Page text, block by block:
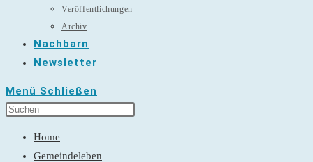
Veröffentlichungen
Archiv
Nachbarn
Newsletter
Menü Schließen
Home
Gemeindeleben